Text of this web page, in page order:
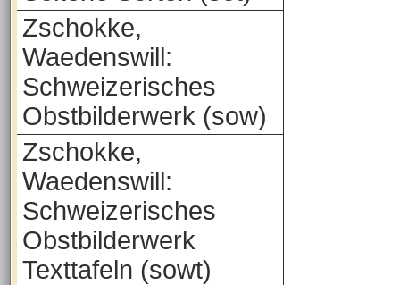
Zschokke,
Waedenswill:
Schweizerisches
Obstbilderwerk (sow)
Zschokke,
Waedenswill:
Schweizerisches
Obstbilderwerk
Texttafeln (sowt)